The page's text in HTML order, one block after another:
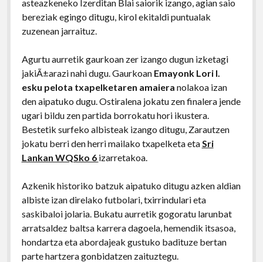
asteazkeneko Izerditan Blai saiorik izango, agian saio
bereziak egingo ditugu, kirol ekitaldi puntualak
zuzenean jarraituz.
Agurtu aurretik gaurkoan zer izango dugun izketagi
jakiÃ±arazi nahi dugu. Gaurkoan Emayonk Lori I.
esku pelota txapelketaren amaiera nolakoa izan
den aipatuko dugu. Ostiralena jokatu zen finalera jende
ugari bildu zen partida borrokatu hori ikustera.
Bestetik surfeko albisteak izango ditugu, Zarautzen
jokatu berri den herri mailako txapelketa etaSri
Lankan WQSko 6 izarretakoa.
Azkenik historiko batzuk aipatuko ditugu azken aldian
albiste izan direlako futbolari, txirrindulari eta
saskibaloi jolaria. Bukatu aurretik gogoratu larunbat
arratsaldez baltsa karrera dagoela, hemendik itsasoa,
hondartza eta abordajeak gustuko badituze bertan
parte hartzera gonbidatzen zaituztegu.